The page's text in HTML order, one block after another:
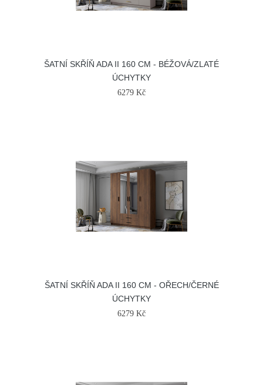
ŠATNÍ SKŘÍŇ ADA II 160 CM - BÉŽOVÁ/ZLATÉ
ÚCHYTKY
6279 Kč
ŠATNÍ SKŘÍŇ ADA II 160 CM - OŘECH/ČERNÉ
ÚCHYTKY
6279 Kč